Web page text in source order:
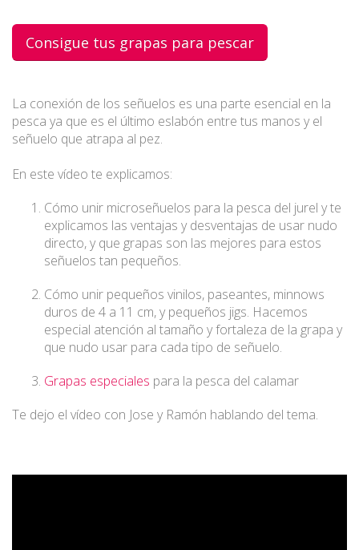
Consigue tus grapas para pescar
La conexión de los señuelos es una parte esencial en la
pesca ya que es el último eslabón entre tus manos y el
señuelo que atrapa al pez.
En este vídeo te explicamos:
Cómo unir microseñuelos para la pesca del jurel y te
explicamos las ventajas y desventajas de usar nudo
directo, y que grapas son las mejores para estos
señuelos tan pequeños.
Cómo unir pequeños vinilos, paseantes, minnows
duros de 4 a 11 cm, y pequeños jigs. Hacemos
especial atención al tamaño y fortaleza de la grapa y
que nudo usar para cada tipo de señuelo.
Grapas especiales para la pesca del calamar
Te dejo el vídeo con Jose y Ramón hablando del tema.